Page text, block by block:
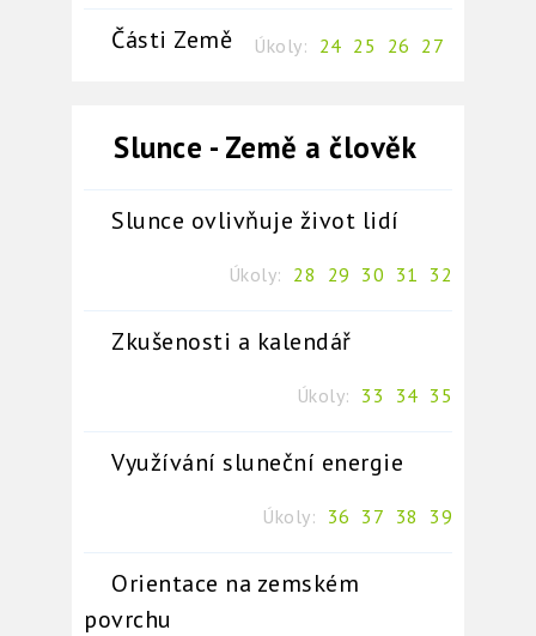
Části Země Úkoly: 24 25 26 27
Slunce - Země a člověk
Slunce ovlivňuje život lidí
Úkoly: 28 29 30 31 32
Zkušenosti a kalendář
Úkoly: 33 34 35
Využívání sluneční energie
Úkoly: 36 37 38 39
Orientace na zemském
povrchu